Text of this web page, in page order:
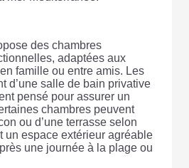
des chambres
adaptées aux
famille ou entre amis. Les
d’une salle de bain privative
pensé pour assurer un
chambres peuvent
ou d’une terrasse selon
un espace extérieur agréable
une journée à la plage ou